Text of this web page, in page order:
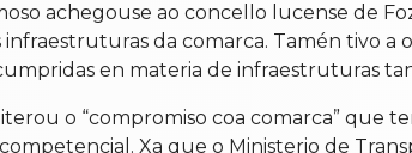
achegouse ao concello lucense de
infraestruturas da comarca. Tamén tivo
en materia de infraestruturas
o “compromiso coa comarca” que
Xa que o Ministerio de